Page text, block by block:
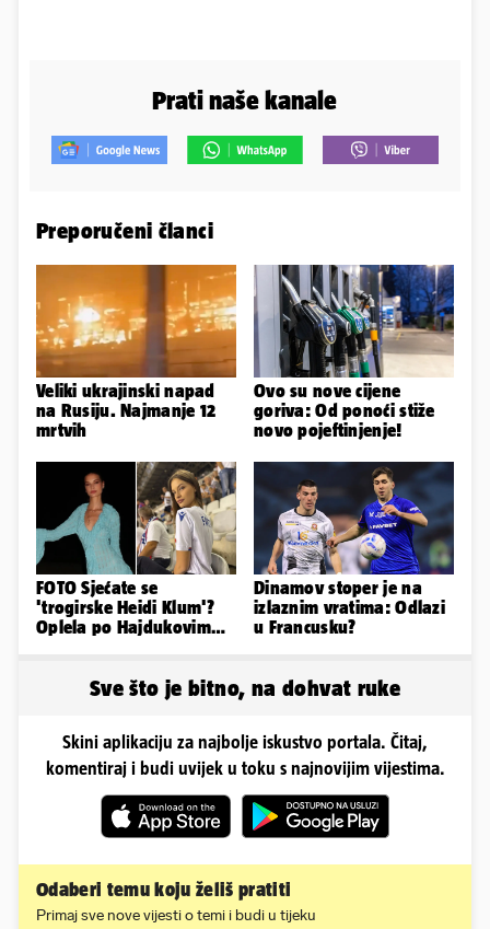
Prati naše kanale
Preporučeni članci
Veliki ukrajinski napad
na Rusiju. Najmanje 12
mrtvih
Ovo su nove cijene
goriva: Od ponoći stiže
novo pojeftinjenje!
FOTO Sjećate se
'trogirske Heidi Klum'?
Oplela po Hajdukovim
Dinamov stoper je na
izlaznim vratima: Odlazi
u Francusku?
Sve što je bitno, na dohvat ruke
Skini aplikaciju za najbolje iskustvo portala. Čitaj,
komentiraj i budi uvijek u toku s najnovijim vijestima.
Odaberi temu koju želiš pratiti
Primaj sve nove vijesti o temi i budi u tijeku